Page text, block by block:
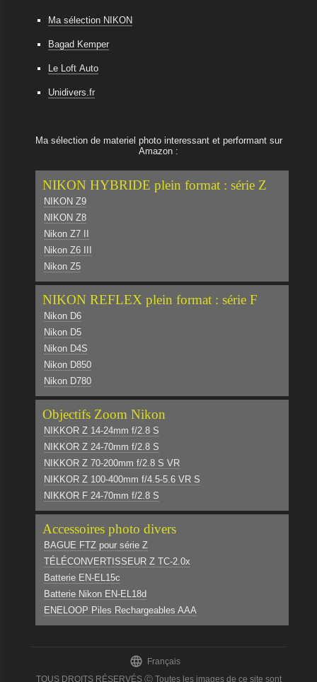
Ma sélection NIKON
Bagad Kemper
Le Loft Auto
Unidivers.fr
Ma sélection de materiel photo interessant et performant sur
Amazon :
NIKON HYBRIDE plein format : série Z
NIKON Z9
NIKON Z8
Nikon Z7 II
Nikon Z6 III
Nikon Z5
NIKON REFLEX plein format : série F
Nikon D6
Nikon D5
Nikon D4S
Nikon D850
Nikon D780
Objectifs Zoom Nikon
NIKKOR Z 14-24mm f/2.8 S
NIKKOR Z 24-70mm f/2.8 S
NIKKOR Z 70-200mm f/2.8 S VR
NIKKOR Z 100-400mm f/4.5-5.6 VR S
NIKKOR F 24-70mm f/2.8 S
Accessoires photo divers
BAGUE FTZ pour série Z
TÉLÉCONVERTISSEUR Z TC-2.0x
Batterie EN-EL15c
Batterie Nikon EN-EL18d
ENELOOP Piles Rechargeables AAA
 Français
TOUS DROITS RÉSERVÉS Ⓒ Toutes les images de ce site sont